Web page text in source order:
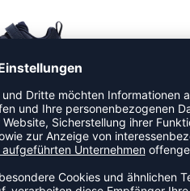
BREATHER JR
€ |34,95 €
NEW